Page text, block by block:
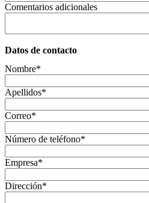
Comentarios adicionales
Datos de contacto
Nombre*
Apellidos*
Correo*
Número de teléfono*
Empresa*
Dirección*